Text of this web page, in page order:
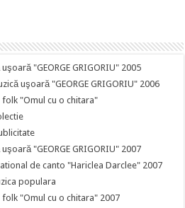
"GEORGE GRIGORIU" 2005
uşoară "GEORGE GRIGORIU" 2006
folk "Omul cu o chitara"
"GEORGE GRIGORIU" 2007
de canto "Hariclea Darclee" 2007
populara
"Omul cu o chitara" 2007